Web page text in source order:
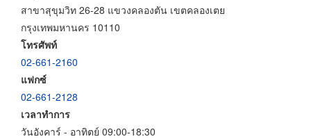
สาขาสุขุมวิท 26-28 แขวงคลองตัน เขตคลองเตย
กรุงเทพมหานคร 10110
โทรศัพท์
02-661-2160
แฟกซ์
02-661-2128
เวลาทำการ
วันอังคาร์ - อาทิตย์ 09:00-18:30